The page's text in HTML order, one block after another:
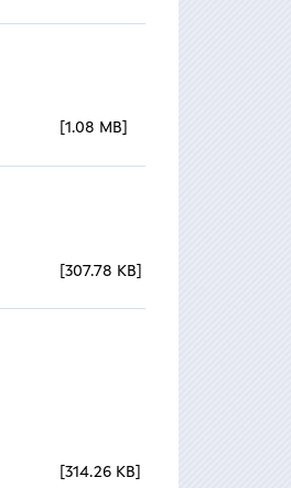
1.08 MB
307.78 KB
314.26 KB